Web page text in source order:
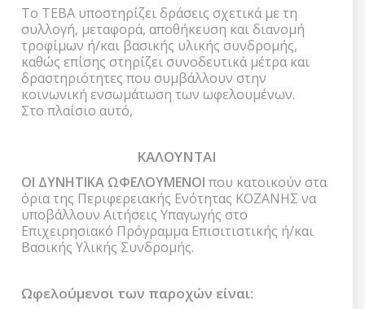
Το ΤΕΒΑ υποστηρίζει δράσεις σχετικά με τη
συλλογή, μεταφορά, αποθήκευση και διανομή
τροφίμων ή/και βασικής υλικής συνδρομής,
καθώς επίσης στηρίζει συνοδευτικά μέτρα και
δραστηριότητες που συμβάλλουν στην
κοινωνική ενσωμάτωση των ωφελουμένων.
Στο πλαίσιο αυτό,
ΚΑΛΟΥΝΤΑΙ
ΟΙ ΔΥΝΗΤΙΚΑ ΩΦΕΛΟΥΜΕΝΟΙ που κατοικούν στα
όρια της Περιφερειακής Ενότητας ΚΟΖΑΝΗΣ να
υποβάλλουν Αιτήσεις Υπαγωγής στο
Επιχειρησιακό Πρόγραμμα Επισιτιστικής ή/και
Βασικής Υλικής Συνδρομής.
Ωφελούμενοι των παροχών είναι: